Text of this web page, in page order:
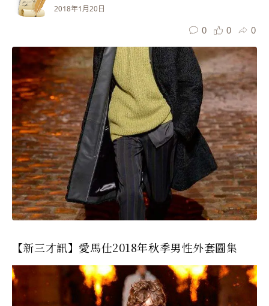
2018年1月20日
0 0 0
【新三才訊】愛馬仕2018年秋季男性外套圖集